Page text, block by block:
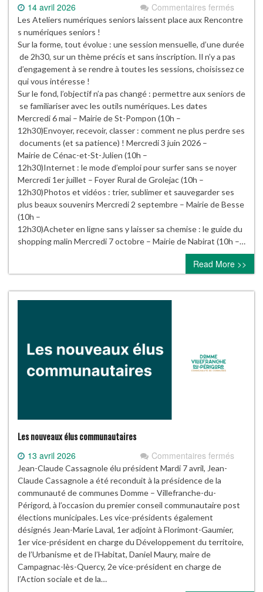
14 avril 2026 Commentaires ferméssur
seniors
Les Ateliers numériques seniors laissent place aux Rencontre
s numériques seniors !
Sur la forme, tout évolue : une session mensuelle, d’une durée
de 2h30, sur un thème précis et sans inscription. Il n’y a pas
d’engagement à se rendre à toutes les sessions, choisissez ce
qui vous intéresse !
Sur le fond, l’objectif n’a pas changé : permettre aux seniors de
se familiariser avec les outils numériques. Les dates
Mercredi 6 mai – Mairie de St-Pompon (10h –
12h30)Envoyer, recevoir, classer : comment ne plus perdre ses
documents (et sa patience) ! Mercredi 3 juin 2026 –
Mairie de Cénac-et-St-Julien (10h –
12h30)Internet : le mode d’emploi pour surfer sans se noyer
Mercredi 1er juillet – Foyer Rural de Grolejac (10h –
12h30)Photos et vidéos : trier, sublimer et sauvegarder ses
plus beaux souvenirs Mercredi 2 septembre – Mairie de Besse
(10h –
12h30)Acheter en ligne sans y laisser sa chemise : le guide du
shopping malin Mercredi 7 octobre – Mairie de Nabirat (10h –…
Read More >>
Les nouveaux élus communautaires
13 avril 2026 Commentaires ferméssur
Jean-Claude Cassagnole élu président Mardi 7 avril, Jean-
Claude Cassagnole a été reconduit à la présidence de la
communauté de communes Domme – Villefranche-du-
Périgord, à l’occasion du premier conseil communautaire post
élections municipales. Les vice-présidents également
désignés Jean-Marie Laval, 1er adjoint à Florimont-Gaumier,
1er vice-président en charge du Développement du territoire,
de l’Urbanisme et de l’Habitat, Daniel Maury, maire de
Campagnac-lès-Quercy, 2e vice-président en charge de
l’Action sociale et de la…